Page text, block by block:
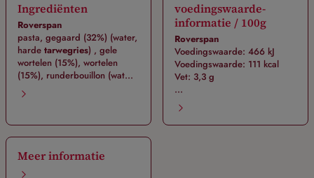
Ingrediënten
Roverspan
pasta, gegaard (32%) (water,
harde tarwegries) , gele
wortelen (15%), wortelen
(15%), runderbouillon (wat...
voedingswaarde-
informatie / 100g
Roverspan
Voedingswaarde: 466 kJ
Voedingswaarde: 111 kcal
Vet: 3,3 g
...
Meer informatie